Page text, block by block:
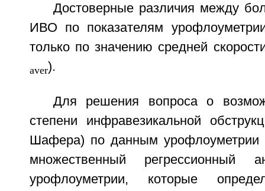
Достоверные различия между
ИВО по показателям
только по значению средней
aver).
Для решения вопроса о
степени инфравезикальной
Шафера) по данным урофлоуметрии
множественный регрессионный
урофлоуметрии, которые